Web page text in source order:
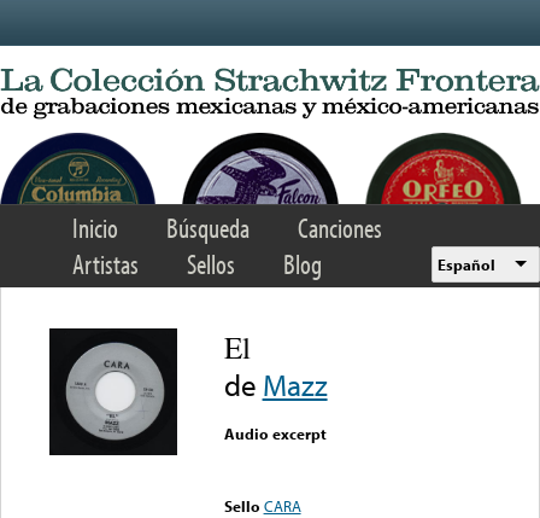
Inicio Búsqueda
Canciones
Artistas
Sellos Blog Español
El
de Mazz
Audio excerpt
Sello CARA